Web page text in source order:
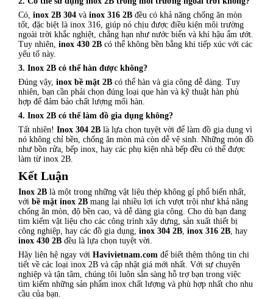
Có, inox 2B 304 và inox 316 2B đều có khả năng chống ăn mòn
tốt, đặc biệt là inox 316, giúp nó chịu được điều kiện môi trường
ngoài trời khắc nghiệt, chẳng hạn như nước biển và khí hậu ẩm ướt.
Tuy nhiên, inox 430 2B có thể không bền bằng khi tiếp xúc với các
yếu tố này.
3. Inox 2B có thể hàn được không?
Đúng vậy, inox bề mặt 2B có thể hàn và gia công dễ dàng. Tuy
nhiên, bạn cần phải chọn đúng loại que hàn và kỹ thuật hàn phù
hợp để đảm bảo chất lượng mối hàn.
4. Inox 2B có thể làm đồ gia dụng không?
Tất nhiên! Inox 304 2B là lựa chọn tuyệt vời để làm đồ gia dụng vì
nó không chỉ bền, chống ăn mòn mà còn dễ vệ sinh. Những món đồ
như bồn rửa, bếp inox, hay các phụ kiện nhà bếp đều có thể được
làm từ inox 2B.
Kết Luận
Inox 2B là một trong những vật liệu thép không gỉ phổ biến nhất,
với bề mặt inox 2B mang lại nhiều lợi ích vượt trội như khả năng
chống ăn mòn, độ bền cao, và dễ dàng gia công. Cho dù bạn đang
tìm kiếm vật liệu cho các công trình xây dựng, sản xuất thiết bị
công nghiệp, hay các đồ gia dụng, inox 304 2B inox 316 2B , hay
inox 430 2B đều là lựa chọn tuyệt vời.
Hãy liên hệ ngay với Havivietnam.com để biết thêm thông tin chi
tiết về các loại inox 2B và cập nhật giá mới nhất. Với sự chuyên
nghiệp và tận tâm, chúng tôi luôn sẵn sàng hỗ trợ bạn trong việc
tìm kiếm những sản phẩm inox chất lượng và phù hợp nhất cho nhu
cầu của bạn.